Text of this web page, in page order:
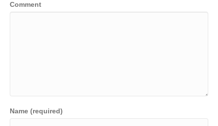
Comment
Name (required)